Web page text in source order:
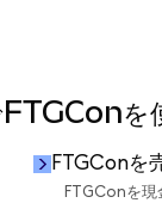
を
FTGConを
FTGConを現